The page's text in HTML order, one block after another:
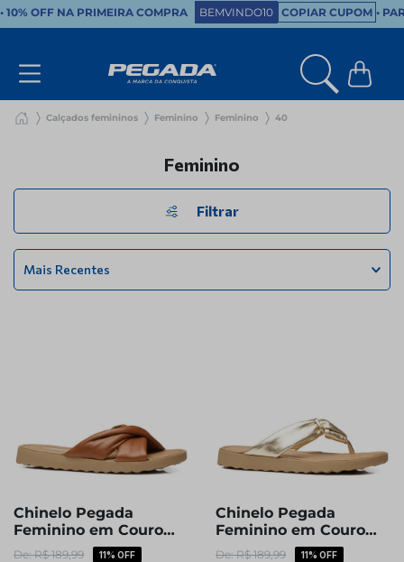
• 10% OFF NA PRIMEIRA COMPRA BEMVINDO10 COPIAR CUPOM •
Calçados femininos Feminino Feminino 40
Feminino
Filtrar
Mais Recentes
Chinelo Pegada
Feminino em Couro
Pinhão 231403-03
R$ 189,99 11% OFF
Chinelo Pegada
Feminino em Couro
Ouro 231402-01
R$ 189,99 11% OFF